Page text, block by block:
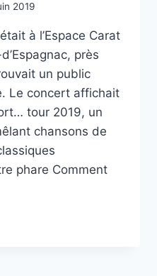
2019
à l’Espace Carat
près
un public
Le concert affichait
tour 2019, un
chansons de
phare Comment